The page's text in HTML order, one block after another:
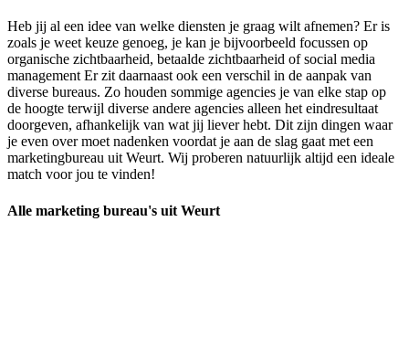
Heb jij al een idee van welke diensten je graag wilt afnemen? Er is
zoals je weet keuze genoeg, je kan je bijvoorbeeld focussen op
organische zichtbaarheid, betaalde zichtbaarheid of social media
management Er zit daarnaast ook een verschil in de aanpak van
diverse bureaus. Zo houden sommige agencies je van elke stap op
de hoogte terwijl diverse andere agencies alleen het eindresultaat
doorgeven, afhankelijk van wat jij liever hebt. Dit zijn dingen waar
je even over moet nadenken voordat je aan de slag gaat met een
marketingbureau uit Weurt. Wij proberen natuurlijk altijd een ideale
match voor jou te vinden!
Alle marketing bureau's uit Weurt